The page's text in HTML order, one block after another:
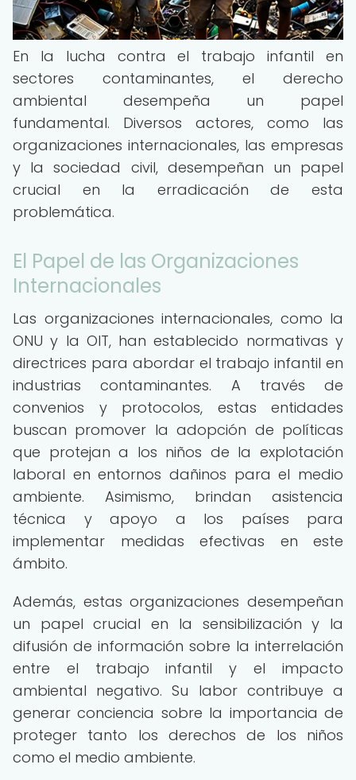
En la lucha contra el trabajo infantil en
sectores contaminantes, el derecho
ambiental desempeña un papel
fundamental. Diversos actores, como las
organizaciones internacionales, las empresas
y la sociedad civil, desempeñan un papel
crucial en la erradicación de esta
problemática.
El Papel de las Organizaciones
Internacionales
Las organizaciones internacionales, como la
ONU y la OIT, han establecido normativas y
directrices para abordar el trabajo infantil en
industrias contaminantes. A través de
convenios y protocolos, estas entidades
buscan promover la adopción de políticas
que protejan a los niños de la explotación
laboral en entornos dañinos para el medio
ambiente. Asimismo, brindan asistencia
técnica y apoyo a los países para
implementar medidas efectivas en este
ámbito.
Además, estas organizaciones desempeñan
un papel crucial en la sensibilización y la
difusión de información sobre la interrelación
entre el trabajo infantil y el impacto
ambiental negativo. Su labor contribuye a
generar conciencia sobre la importancia de
proteger tanto los derechos de los niños
como el medio ambiente.